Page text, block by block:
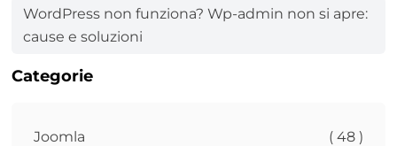
WordPress non funziona? Wp-admin non si apre:
cause e soluzioni
Categorie
Joomla ( 48 )